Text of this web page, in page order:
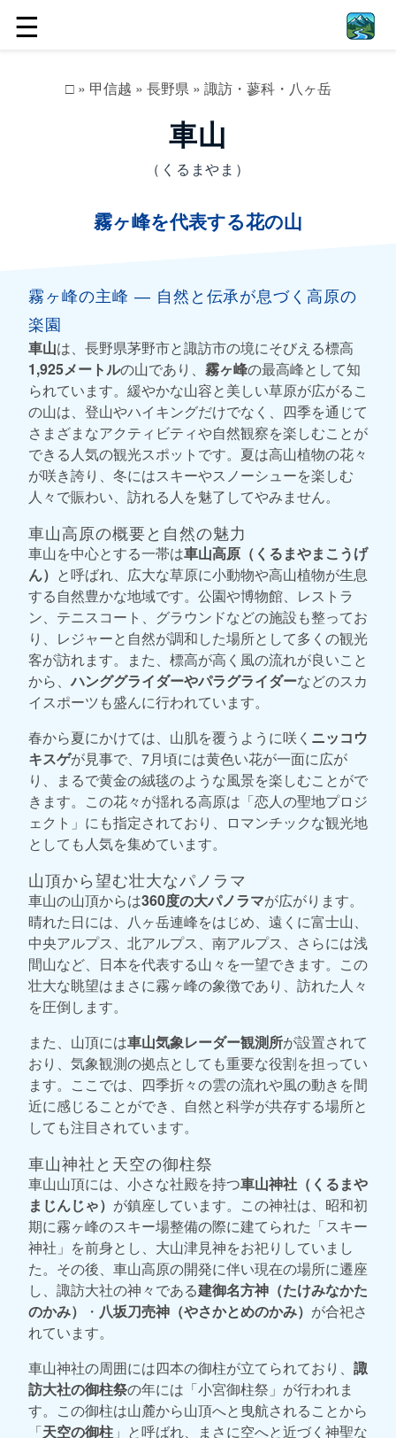
☰
□» 甲信越 » 長野県» 諏訪・蓼科・八ヶ岳
車山
（くるまやま）
霧ヶ峰を代表する花の山
霧ヶ峰の主峰 ― 自然と伝承が息づく高原の
楽園
車山は、長野県茅野市と諏訪市の境にそびえる標高
1,925メートルの山であり、 霧ヶ峰の最高峰として知
られています。緩やかな山容と美しい草原が広がるこ
の山は、登山やハイキングだけでなく、四季を通じて
さまざまなアクティビティや自然観察を楽しむことが
できる人気の観光スポットです。夏は高山植物の花々
が咲き誇り、冬にはスキーやスノーシューを楽しむ
人々で賑わい、訪れる人を魅了してやみません。
車山高原の概要と自然の魅力
車山を中心とする一帯は車山高原（くるまやまこうげ
ん） と呼ばれ、広大な草原に小動物や高山植物が生息
する自然豊かな地域です。公園や博物館、レストラ
ン、テニスコート、グラウンドなどの施設も整ってお
り、レジャーと自然が調和した場所として多くの観光
客が訪れます。また、標高が高く風の流れが良いこと
から、ハンググライダーやパラグライダーなどのスカ
イスポーツも盛んに行われています。
春から夏にかけては、山肌を覆うように咲く ニッコウ
キスゲが見事で、7月頃には黄色い花が一面に広が
り、まるで黄金の絨毯のような風景を楽しむことがで
きます。この花々が揺れる高原は「恋人の聖地プロジ
ェクト」にも指定されており、ロマンチックな観光地
としても人気を集めています。
山頂から望む壮大なパノラマ
車山の山頂からは360度の大パノラマが広がります。
晴れた日には、八ヶ岳連峰をはじめ、遠くに富士山、
中央アルプス、北アルプス、南アルプス、さらには浅
間山など、日本を代表する山々を一望できます。この
壮大な眺望はまさに霧ヶ峰の象徴であり、訪れた人々
を圧倒します。
また、山頂には車山気象レーダー観測所が設置されて
おり、気象観測の拠点としても重要な役割を担ってい
ます。ここでは、四季折々の雲の流れや風の動きを間
近に感じることができ、自然と科学が共存する場所と
しても注目されています。
車山神社と天空の御柱祭
車山山頂には、小さな社殿を持つ車山神社（くるまや
まじんじゃ） が鎮座しています。この神社は、昭和初
期に霧ヶ峰のスキー場整備の際に建てられた「スキー
神社」を前身とし、大山津見神をお祀りしていまし
た。その後、車山高原の開発に伴い現在の場所に遷座
し、諏訪大社の神々である建御名方神（たけみなかた
のかみ）
・ 八坂刀売神（やさかとめのかみ） が合祀さ
れています。
車山神社の周囲には四本の御柱が立てられており、 諏
訪大社の御柱祭の年には「小宮御柱祭」が行われま
す。この御柱は山麓から山頂へと曳航されることから
「天空の御柱 」と呼ばれ、まさに空へと近づく神聖な